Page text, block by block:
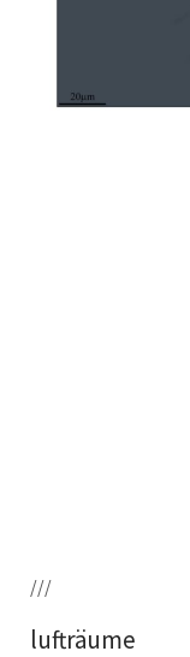
///
lufträume